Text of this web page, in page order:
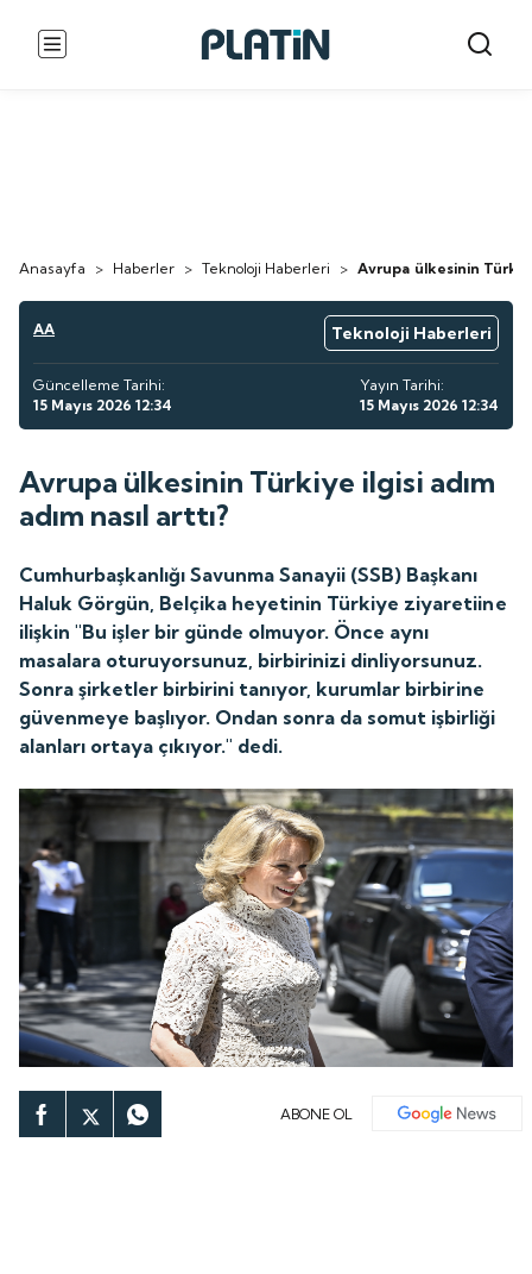
Anasayfa > Haberler > Teknoloji Haberleri > Avrupa ülkesinin Türkiye
AA Teknoloji Haberleri
Güncelleme Tarihi:
15 Mayıs 2026 12:34
Yayın Tarihi:
15 Mayıs 2026 12:34
Avrupa ülkesinin Türkiye ilgisi adım
adım nasıl arttı?
Cumhurbaşkanlığı Savunma Sanayii (SSB) Başkanı
Haluk Görgün, Belçika heyetinin Türkiye ziyaretiine
ilişkin "Bu işler bir günde olmuyor. Önce aynı
masalara oturuyorsunuz, birbirinizi dinliyorsunuz.
Sonra şirketler birbirini tanıyor, kurumlar birbirine
güvenmeye başlıyor. Ondan sonra da somut işbirliği
alanları ortaya çıkıyor." dedi.
ABONE OL